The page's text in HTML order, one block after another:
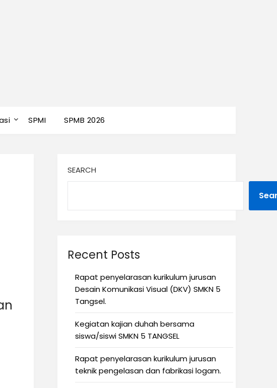
SPMI SPMB 2026
SEARCH
Recent Posts
Rapat penyelarasan kurikulum jurusan
Desain Komunikasi Visual (DKV) SMKN 5
Tangsel.
Kegiatan kajian duhah bersama
siswa/siswi SMKN 5 TANGSEL
Rapat penyelarasan kurikulum jurusan
teknik pengelasan dan fabrikasi logam.